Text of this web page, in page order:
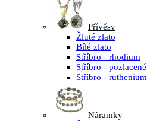
Přívěsy
Žluté zlato
Bílé zlato
Stříbro - rhodium
Stříbro - pozlacené
Stříbro - ruthenium
Náramky